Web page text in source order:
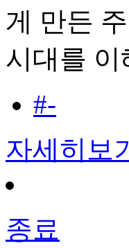
게 만든
시대를
#-
자세히보
종료